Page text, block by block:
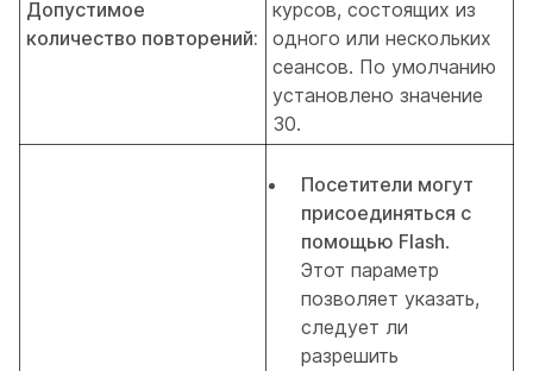
Допустимое
количество повторений:
курсов, состоящих из
одного или нескольких
сеансов. По умолчанию
установлено значение
30.
Посетители могут
присоединяться с
помощью Flash.
Этот параметр
позволяет указать,
следует ли
разрешить